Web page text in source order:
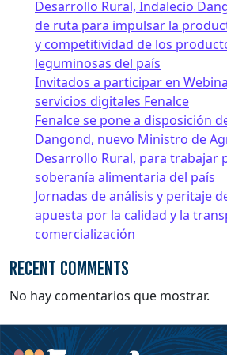
Desarrollo Rural, Indalecio
de ruta para impulsar la
y competitividad de los
leguminosas del país
Invitados a participar en
servicios digitales Fenalce
Fenalce se pone a disposición
Dangond, nuevo Ministro de
Desarrollo Rural, para trabajar
soberanía alimentaria del país
Jornadas de análisis y peritaje
apuesta por la calidad y la
comercialización
Recent Comments
No hay comentarios que mostrar.